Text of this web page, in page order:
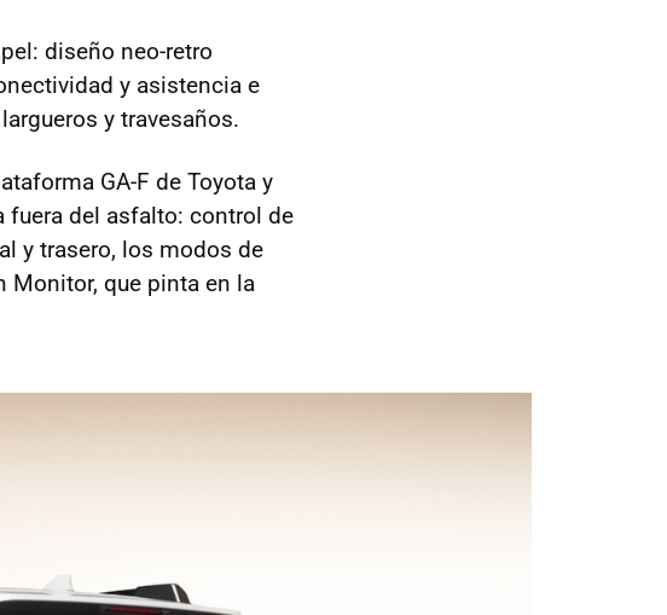
diseño neo-retro
y asistencia e
y travesaños.
GA-F de Toyota y
fuera del asfalto: control de
y trasero, los modos de
Monitor, que pinta en la